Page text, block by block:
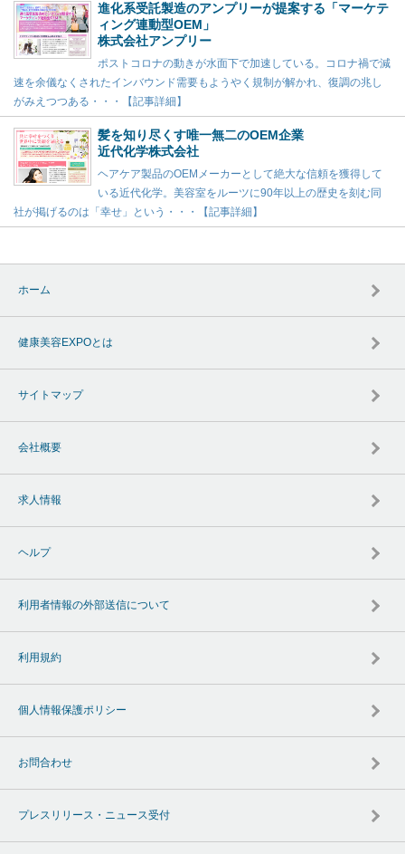
進化系受託製造のアンプリーが提案する「マーケテ
ィング連動型OEM」
株式会社アンプリー
ポストコロナの動きが水面下で加速している。コロナ禍で減
速を余儀なくされたインバウンド需要もようやく規制が解かれ、復調の兆し
がみえつつある・・・【記事詳細】
髪を知り尽くす唯一無二のOEM企業
近代化学株式会社
ヘアケア製品のOEMメーカーとして絶大な信頼を獲得して
いる近代化学。美容室をルーツに90年以上の歴史を刻む同
社が掲げるのは「幸せ」という・・・【記事詳細】
ホーム
健康美容EXPOとは
サイトマップ
会社概要
求人情報
ヘルプ
利用者情報の外部送信について
利用規約
個人情報保護ポリシー
お問合わせ
プレスリリース・ニュース受付